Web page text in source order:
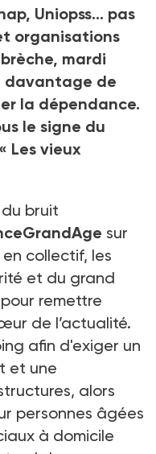
Uniopss... pas
organisations
mardi
davantage de
la dépendance.
le signe du
Les vieux
bruit
sur
en collectif, les
et du grand
remettre
de l’actualité.
afin d'exiger un
et une
alors
personnes âgées
à domicile